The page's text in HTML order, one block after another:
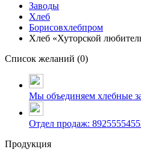
Заводы
Хлеб
Борисовхлебпром
Хлеб «Хуторской
Список желаний (0)
Мы объединяем хлебные
Отдел продаж:
Продукция